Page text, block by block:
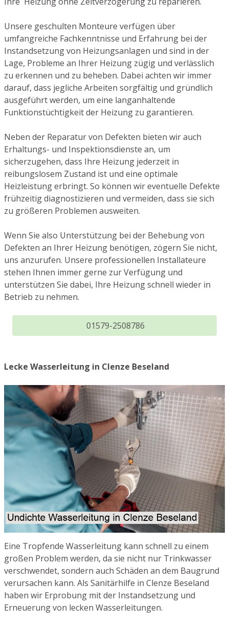
Unsere geschulten Monteure verfügen über
umfangreiche Fachkenntnisse und Erfahrung bei der
Instandsetzung von Heizungsanlagen und sind in der
Lage, Probleme an Ihrer Heizung zügig und verlässlich
zu erkennen und zu beheben. Dabei achten wir immer
darauf, dass jegliche Arbeiten sorgfältig und gründlich
ausgeführt werden, um eine langanhaltende
Funktionstüchtigkeit der Heizung zu garantieren.
Neben der Reparatur von Defekten bieten wir auch
Erhaltungs- und Inspektionsdienste an, um
sicherzugehen, dass Ihre Heizung jederzeit in
reibungslosem Zustand ist und eine optimale
Heizleistung erbringt. So können wir eventuelle Defekte
frühzeitig diagnostizieren und vermeiden, dass sie sich
zu größeren Problemen ausweiten.
Wenn Sie also Unterstützung bei der Behebung von
Defekten an Ihrer Heizung benötigen, zögern Sie nicht,
uns anzurufen. Unsere professionellen Installateure
stehen Ihnen immer gerne zur Verfügung und
unterstützen Sie dabei, Ihre Heizung schnell wieder in
Betrieb zu nehmen.
01579-2508786
Lecke Wasserleitung in Clenze Beseland
Eine Tropfende Wasserleitung kann schnell zu einem
großen Problem werden, da sie nicht nur Trinkwasser
verschwendet, sondern auch Schäden an dem Baugrund
verursachen kann. Als Sanitärhilfe in Clenze Beseland
haben wir Erprobung mit der Instandsetzung und
Erneuerung von lecken Wasserleitungen.